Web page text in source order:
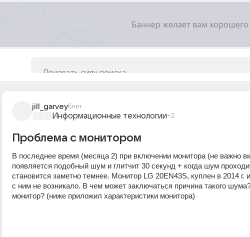
jill_garvey6лет
Информационные технологии+2
Проблема с монитором
В последнее время (месяца 2) при включении монитора (не важно
появляется подобный шум и глитчит 30 секунд + когда шум
становится заметно темнее. Монитор LG 20EN43S, куплен в 2014 г.
с ним не возникало. В чем может заключаться причина такого
монитор? (ниже приложил характеристики монитора)